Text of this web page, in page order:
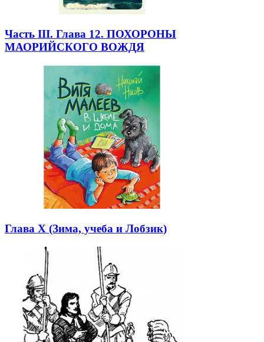
Часть III. Глава 12. ПОХОРОНЫ
МАОРИЙСКОГО ВОЖДЯ
Глава Х (Зима, учеба и Лобзик)